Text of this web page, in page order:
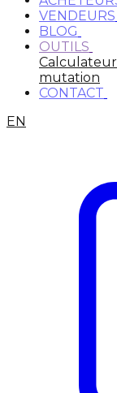
VENDEURS
BLOG
OUTILS
mutation
CONTACT
EN